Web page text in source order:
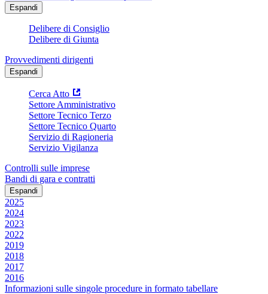
Espandi
Delibere di Consiglio
Delibere di Giunta
Provvedimenti dirigenti
Espandi
Cerca Atto
Settore Amministrativo
Settore Tecnico Terzo
Settore Tecnico Quarto
Servizio di Ragioneria
Servizio Vigilanza
Controlli sulle imprese
Bandi di gara e contratti
Espandi
2025
2024
2023
2022
2019
2018
2017
2016
Informazioni sulle singole procedure in formato tabellare